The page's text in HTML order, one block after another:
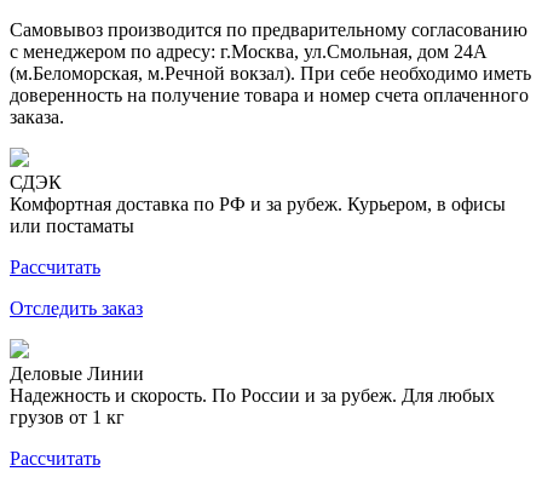
Самовывоз производится по предварительному согласованию
с менеджером по адресу: г.Москва, ул.Смольная, дом 24А
(м.Беломорская, м.Речной вокзал). При себе необходимо иметь
доверенность на получение товара и номер счета оплаченного
заказа.
СДЭК
Комфортная доставка по РФ и за рубеж. Курьером, в офисы
или постаматы
Рассчитать
Отследить заказ
Деловые Линии
Надежность и скорость. По России и за рубеж. Для любых
грузов от 1 кг
Рассчитать